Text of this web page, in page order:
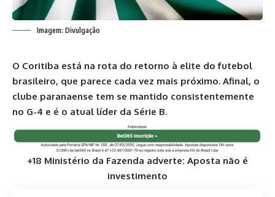
Imagem: Divulgação
O Coritiba está na rota do retorno à elite do futebol
brasileiro, que parece cada vez mais próximo. Afinal, o
clube paranaense tem se mantido consistentemente
no G-4 e é o atual líder da Série B.
+18 Ministério da Fazenda adverte: Aposta não é
investimento